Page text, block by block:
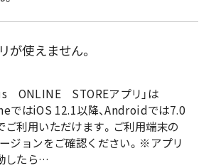
が使えません。
ONLINE STOREアプリ」は
ではiOS 12.1以降、Androidでは7.0
ご利用いただけます。ご利用端末の
ジョンをご確認ください。※アプリ
したら…